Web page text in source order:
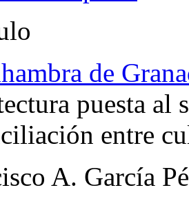
de
puesta al
entre
A. García